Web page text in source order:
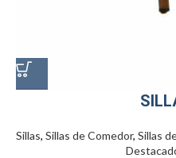
Sillas,Sillas de Comedor,Sillas